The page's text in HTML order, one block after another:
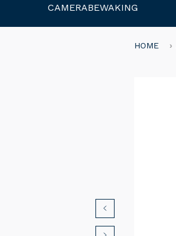
CAMERABEWAKING
HOME